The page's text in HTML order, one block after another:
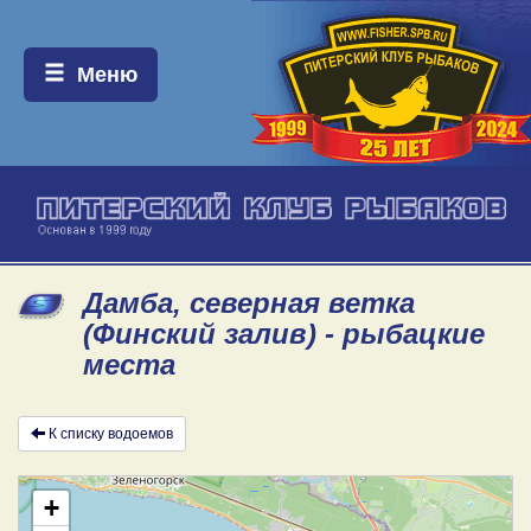
Меню:
Меню
Дамба, северная ветка
(Финский залив) - рыбацкие
места
К списку водоемов
+